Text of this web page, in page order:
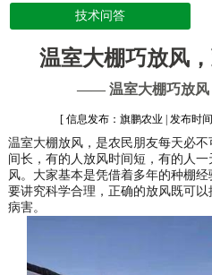
技术问答
温室大棚巧放风
—— 温室大棚巧放风
[ 信息发布：旗鹏农业 | 发布时
温室大棚放风，是农民朋友每天必
间长，有的人放风时间短，有的人
风。大家基本是凭借着多年的种棚
要讲究科学合理，正确的放风既可
病害。